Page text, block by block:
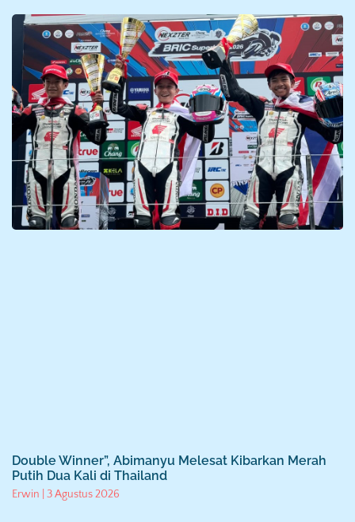
Double Winner”, Abimanyu Melesat Kibarkan Merah
Putih Dua Kali di Thailand
Erwin 3 Agustus 2026